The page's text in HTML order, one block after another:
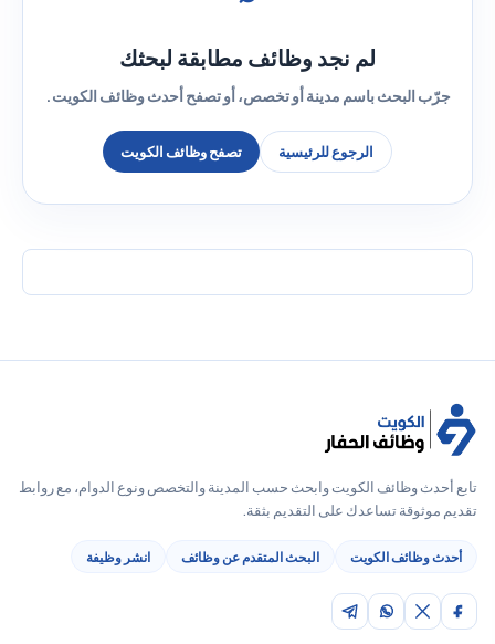
لم نجد وظائف مطابقة لبحثك
جرّب البحث باسم مدينة أو تخصص، أو تصفح أحدث وظائف الكويت.
الرجوع للرئيسية تصفح وظائف الكويت
تابع أحدث وظائف الكويت وابحث حسب المدينة والتخصص ونوع الدوام، مع روابط
تقديم موثوقة تساعدك على التقديم بثقة.
أحدث وظائف الكويت البحث المتقدم عن وظائف انشر وظيفة